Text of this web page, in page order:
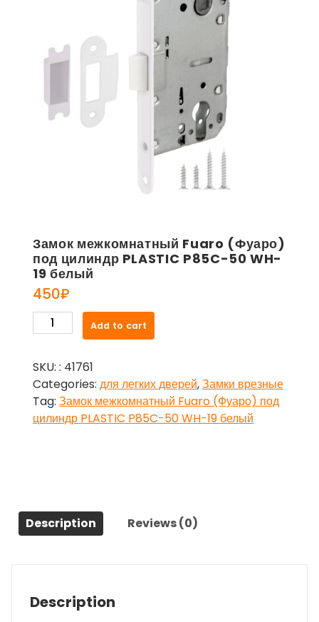
Замок межкомнатный Fuaro (Фуаро)
под цилиндр PLASTIC P85C-50 WH-
19 белый
450₽
Замок
межкомнатный
(Фуаро)
под
цилиндр
PLASTIC
белый
quantity
Add to cart
SKU: : 41761
Categories: для легких дверей,Замки врезные
Tag: Замок межкомнатный Fuaro (Фуаро) под
цилиндр PLASTIC P85C-50 WH-19 белый
Description Reviews (0)
Description